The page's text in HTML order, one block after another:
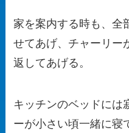
家を案内する時も、全
せてあげ、チャーリー
返してあげる。
キッチンのベッドには
ーが小さい頃一緒に寝